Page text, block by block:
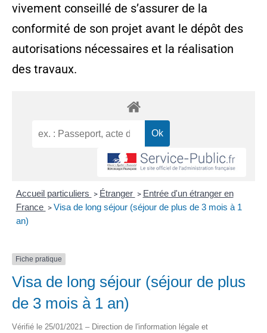
vivement conseillé de s’assurer de la
conformité de son projet avant le dépôt des
autorisations nécessaires et la réalisation
des travaux.
Accueil particuliers > Étranger > Entrée d'un étranger en
France > Visa de long séjour (séjour de plus de 3 mois à 1
an)
Fiche pratique
Visa de long séjour (séjour de plus
de 3 mois à 1 an)
Vérifié le 25/01/2021 – Direction de l'information légale et